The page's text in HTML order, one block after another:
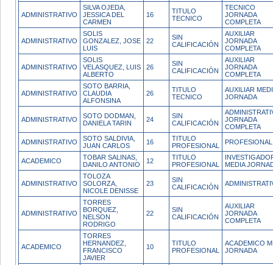
ADMINISTRATIVO
SILVA OJEDA,
JESSICA DEL
CARMEN
16
TITULO
TECNICO
TECNICO
JORNADA
COMPLETA
ADMINISTRATIVO
SOLIS
GONZALEZ, JOSE
LUIS
22
SIN
CALIFICACIÓN
AUXILIAR
JORNADA
COMPLETA
ADMINISTRATIVO
SOLIS
VELASQUEZ, LUIS
ALBERTO
26
SIN
CALIFICACIÓN
AUXILIAR
JORNADA
COMPLETA
ADMINISTRATIVO
SOTO BARRIA,
CLAUDIA
ALFONSINA
26
TITULO
TECNICO
AUXILIAR
JORNADA
ADMINISTRATIVO
SOTO DODMAN,
DANIELA TARIN
24
SIN
CALIFICACIÓN
JORNADA
COMPLETA
ADMINISTRATIVO
SOTO SALDIVIA,
JUAN CARLOS
16
TITULO
PROFESIONAL
PROFESIONAL
ACADEMICO
TOBAR SALINAS,
DANILO ANTONIO
12
TITULO
PROFESIONAL
MEDIA
ADMINISTRATIVO
TOLOZA
SOLORZA,
NICOLE DENISSE
23
SIN
CALIFICACIÓN
ADMINISTRATIVO
TORRES
BORQUEZ,
NELSON
RODRIGO
22
SIN
CALIFICACIÓN
AUXILIAR
JORNADA
COMPLETA
ACADEMICO
TORRES
HERNANDEZ,
FRANCISCO
JAVIER
10
TITULO
PROFESIONAL
ACADEMICO
JORNADA